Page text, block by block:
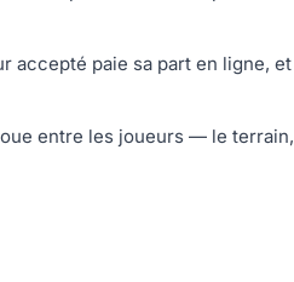
accepté paie sa part en ligne, et
entre les joueurs — le terrain,